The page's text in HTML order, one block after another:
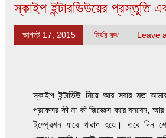
স্কাইপ ইন্টারভিউয়ের প্রস্তুতি
আগস্ট 17, 2015 নির্ঝর রুথ Leave
স্কাইপ ইন্টার্ভিউ নিয়ে আর সবার মত
প্রফেসর কী না কী জিজ্ঞেস করে বসবেন, আর
ইম্প্রেশন যাবে খারাপ হয়ে। তবে দিন